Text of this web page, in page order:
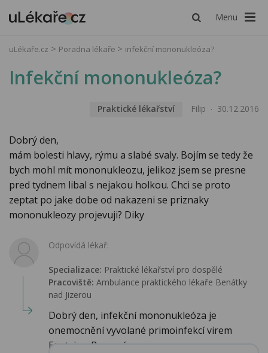
Menu
uLékaře.cz Poradna lékaře infekční mononukleóza?
Infekční mononukleóza?
Praktické lékařství Filip 30.12.2016
Dobrý den,
mám bolesti hlavy, rýmu a slabé svaly. Bojím se tedy že
bych mohl mít mononukleozu, jelikoz jsem se presne
pred tydnem libal s nejakou holkou. Chci se proto
zeptat po jake dobe od nakazeni se priznaky
mononukleozy projevuji? Diky
Odpovídá lékař:
Specializace: Praktické lékařství pro dospělé
Pracoviště: Ambulance praktického lékaře Benátky
nad Jizerou
Dobrý den, infekční mononukleóza je
onemocnění vyvolané primoinfekcí virem
Epsteina-Barrové...